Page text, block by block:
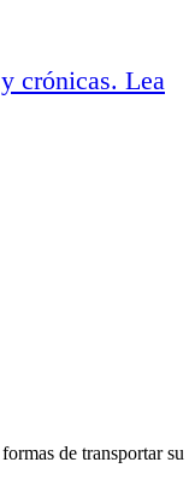
crónicas. Lea
de transportar su